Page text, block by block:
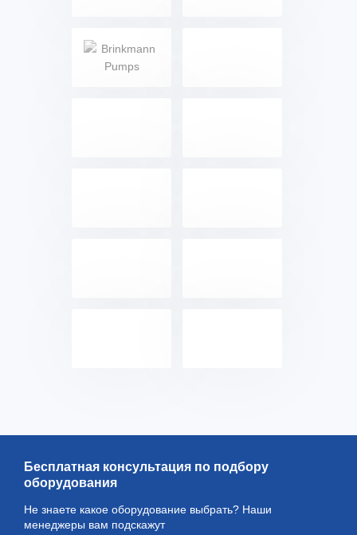
Бесплатная консультация по подбору
оборудования
Не знаете какое оборудование выбрать? Наши
менеджеры вам подскажут